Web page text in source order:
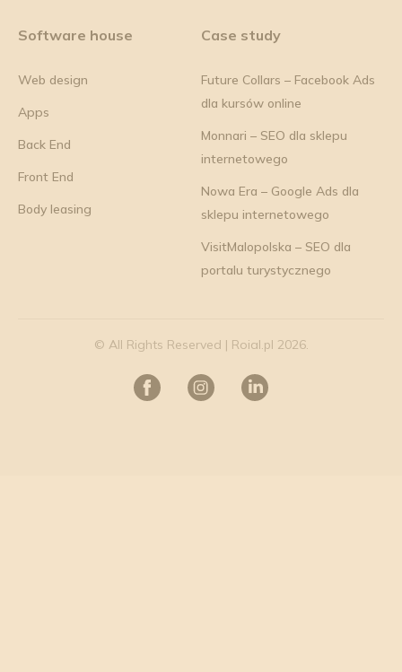
Software house
Web design
Apps
Back End
Front End
Body leasing
Case study
Future Collars – Facebook Ads
dla kursów online
Monnari – SEO dla sklepu
internetowego
Nowa Era – Google Ads dla
sklepu internetowego
VisitMalopolska – SEO dla
portalu turystycznego
© All Rights Reserved | Roial.pl 2026.